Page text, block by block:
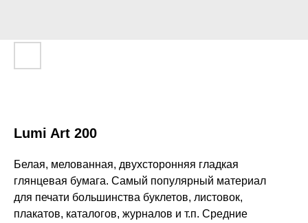
Lumi Art 200
Белая, мелованная, двухсторонняя гладкая
глянцевая бумага. Самый популярный материал
для печати большинства буклетов, листовок,
плакатов, каталогов, журналов и т.п. Средние